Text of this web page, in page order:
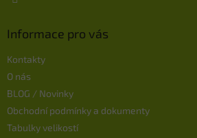
Informace pro vás
Kontakty
O nás
BLOG / Novinky
Obchodní podmínky a dokumenty
Tabulky velikostí